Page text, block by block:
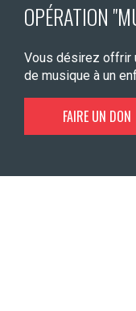
OPÉRATION
Vous désirez offrir
de musique à un
FAIRE UN DON